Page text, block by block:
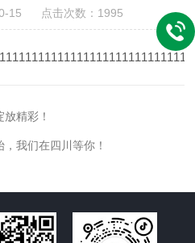
15 点击次数：1995
精彩！
我们在四川等你！